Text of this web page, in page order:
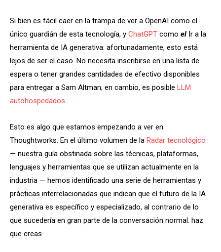
Si bien es fácil caer en la trampa de ver a OpenAI como el
único guardián de esta tecnología, y ChatGPT como el Ir a la
herramienta de IA generativa: afortunadamente, esto está
lejos de ser el caso. No necesita inscribirse en una lista de
espera o tener grandes cantidades de efectivo disponibles
para entregar a Sam Altman; en cambio, es posible LLM
autohospedados.
Esto es algo que estamos empezando a ver en
Thoughtworks. En el último volumen de la Radar tecnológico
— nuestra guía obstinada sobre las técnicas, plataformas,
lenguajes y herramientas que se utilizan actualmente en la
industria — hemos identificado una serie de herramientas y
prácticas interrelacionadas que indican que el futuro de la IA
generativa es específico y especializado, al contrario de lo
que sucedería en gran parte de la conversación normal. haz
que creas